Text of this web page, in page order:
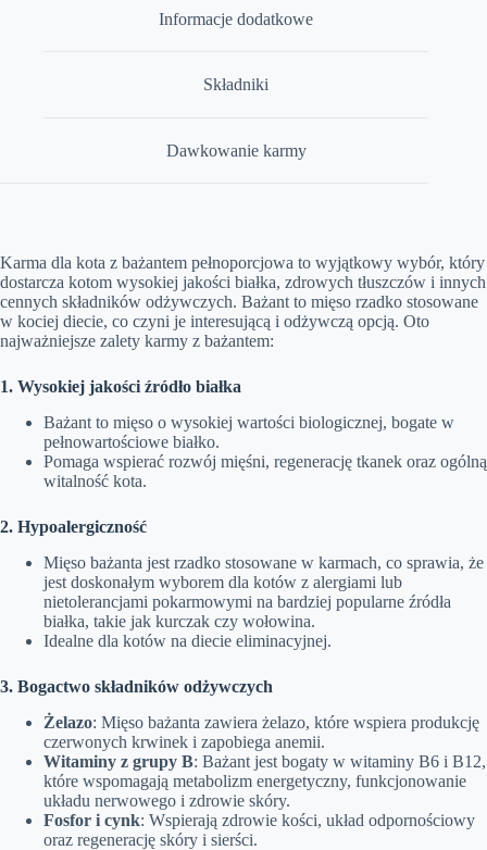
Informacje dodatkowe
Składniki
Dawkowanie karmy
Karma dla kota z bażantem pełnoporcjowa to wyjątkowy wybór, który
dostarcza kotom wysokiej jakości białka, zdrowych tłuszczów i innych
cennych składników odżywczych. Bażant to mięso rzadko stosowane
w kociej diecie, co czyni je interesującą i odżywczą opcją. Oto
najważniejsze zalety karmy z bażantem:
1. Wysokiej jakości źródło białka
Bażant to mięso o wysokiej wartości biologicznej, bogate w
pełnowartościowe białko.
Pomaga wspierać rozwój mięśni, regenerację tkanek oraz ogólną
witalność kota.
2. Hypoalergiczność
Mięso bażanta jest rzadko stosowane w karmach, co sprawia, że
jest doskonałym wyborem dla kotów z alergiami lub
nietolerancjami pokarmowymi na bardziej popularne źródła
białka, takie jak kurczak czy wołowina.
Idealne dla kotów na diecie eliminacyjnej.
3. Bogactwo składników odżywczych
Żelazo: Mięso bażanta zawiera żelazo, które wspiera produkcję
czerwonych krwinek i zapobiega anemii.
Witaminy z grupy B: Bażant jest bogaty w witaminy B6 i B12,
które wspomagają metabolizm energetyczny, funkcjonowanie
układu nerwowego i zdrowie skóry.
Fosfor i cynk: Wspierają zdrowie kości, układ odpornościowy
oraz regenerację skóry i sierści.